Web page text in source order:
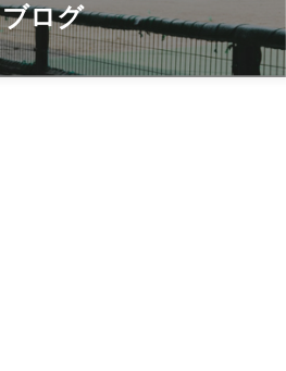
ブログ